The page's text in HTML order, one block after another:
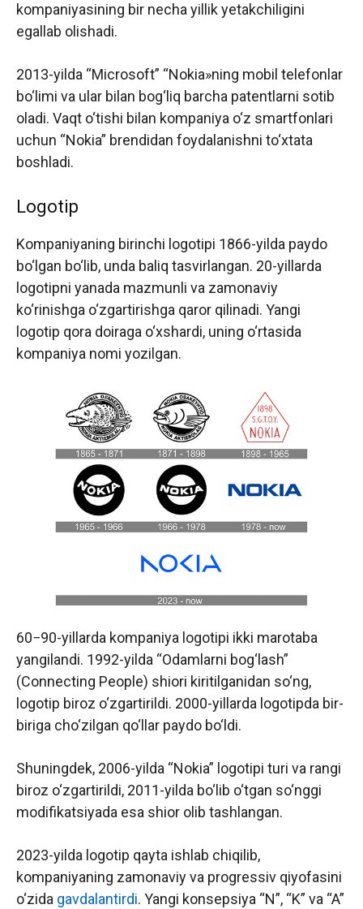
kompaniyasining bir necha yillik yetakchiligini
egallab olishadi.
2013-yilda “Microsoft” “Nokia»ning mobil telefonlar
bo‘limi va ular bilan bog‘liq barcha patentlarni sotib
oladi. Vaqt o‘tishi bilan kompaniya o‘z smartfonlari
uchun “Nokia” brendidan foydalanishni to‘xtata
boshladi.
Logotip
Kompaniyaning birinchi logotipi 1866-yilda paydo
bo‘lgan bo‘lib, unda baliq tasvirlangan. 20-yillarda
logotipni yanada mazmunli va zamonaviy
ko‘rinishga o‘zgartirishga qaror qilinadi. Yangi
logotip qora doiraga o‘xshardi, uning o‘rtasida
kompaniya nomi yozilgan.
60−90-yillarda kompaniya logotipi ikki marotaba
yangilandi. 1992-yilda “Odamlarni bog‘lash”
(Connecting People) shiori kiritilganidan so‘ng,
logotip biroz o‘zgartirildi. 2000-yillarda logotipda bir-
biriga cho‘zilgan qo‘llar paydo bo‘ldi.
Shuningdek, 2006-yilda “Nokia” logotipi turi va rangi
biroz o‘zgartirildi, 2011-yilda bo‘lib o‘tgan so‘nggi
modifikatsiyada esa shior olib tashlangan.
2023-yilda logotip qayta ishlab chiqilib,
kompaniyaning zamonaviy va progressiv qiyofasini
o‘zida gavdalantirdi. Yangi konsepsiya “N”, “K” va “A”